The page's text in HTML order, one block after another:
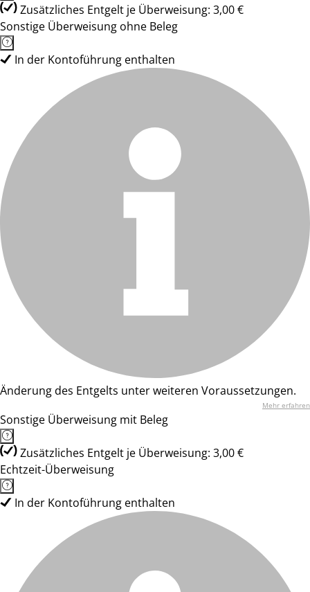
Zusätzliches Entgelt je Überweisung: 3,00 €
Sonstige Überweisung ohne Beleg
In der Kontoführung enthalten
Änderung des Entgelts unter weiteren Voraussetzungen.
Mehr erfahren
Sonstige Überweisung mit Beleg
Zusätzliches Entgelt je Überweisung: 3,00 €
Echtzeit-Überweisung
In der Kontoführung enthalten